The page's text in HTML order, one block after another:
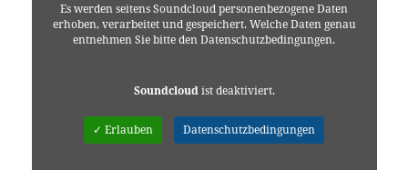
Es werden seitens Soundcloud personenbezogene Daten
erhoben, verarbeitet und gespeichert. Welche Daten genau
entnehmen Sie bitte den Datenschutzbedingungen.
Soundcloudist deaktiviert.
✓ Erlauben Datenschutzbedingungen